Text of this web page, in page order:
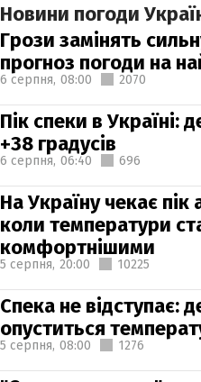
Новини погоди
Грози замінять
прогноз погоди на
6 серпня, 08:00 2070
Пік спеки в Україні:
+38 градусів
6 серпня, 06:40 696
На Україну чекає
коли температури
комфортнішими
5 серпня, 20:00 10225
Спека не відступає:
опуститься
5 серпня, 08:00 1276